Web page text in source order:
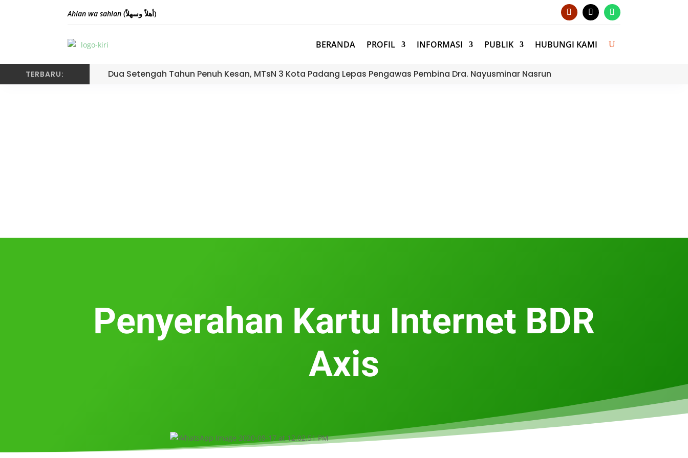
Ahlan wa sahlan (أهلاً وسهلاً)
BERANDA PROFIL INFORMASI PUBLIK HUBUNGI KAMI
TERBARU: Dua Setengah Tahun Penuh Kesan, MTsN 3 Kota Padang Lepas Pengawas Pembina Dra. Nayusminar Nasrun
Penyerahan Kartu Internet BDR
Axis